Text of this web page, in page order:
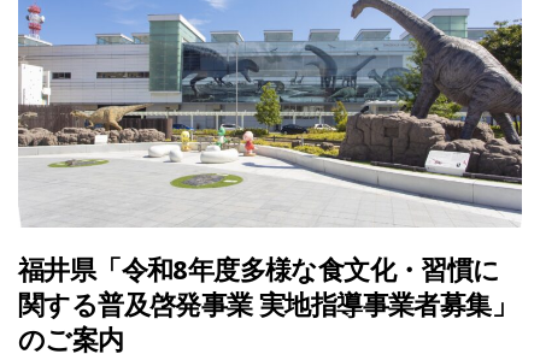
福井県「令和8年度多様な食文化・習慣に
関する普及啓発事業 実地指導事業者募集」
のご案内